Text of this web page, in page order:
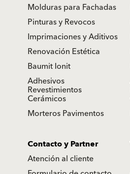
Molduras para Fachadas
Pinturas y Revocos
Imprimaciones y Aditivos
Renovación Estética
Baumit Ionit
Adhesivos
Revestimientos
Cerámicos
Morteros Pavimentos
Contacto y Partner
Atención al cliente